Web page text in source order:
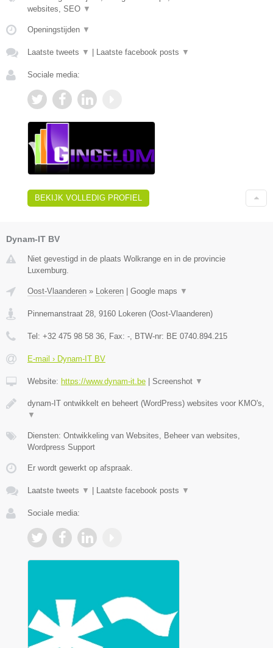
websites, SEO ▼
Openingstijden ▼
Laatste tweets ▼ Laatste facebook posts ▼
Sociale media:
BEKIJK VOLLEDIG PROFIEL
Dynam-IT BV
Niet gevestigd in de plaats Wolkrange en in de provincie
Luxemburg.
Oost-Vlaanderen » Lokeren Google maps ▼
Pinnemanstraat 28, 9160 Lokeren (Oost-Vlaanderen)
Tel: +32 475 98 58 36, Fax: -, BTW-nr: BE 0740.894.215
E-mail › Dynam-IT BV
Website: https://www.dynam-it.be Screenshot ▼
dynam-IT ontwikkelt en beheert (WordPress) websites voor KMO's,
▼
Diensten: Ontwikkeling van Websites, Beheer van websites,
Wordpress Support
Er wordt gewerkt op afspraak.
Laatste tweets ▼ Laatste facebook posts ▼
Sociale media: